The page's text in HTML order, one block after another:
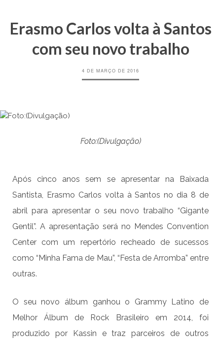
Erasmo Carlos volta à Santos
com seu novo trabalho
4 DE MARÇO DE 2016
Foto:(Divulgação)
Após cinco anos sem se apresentar na Baixada
Santista, Erasmo Carlos volta à Santos no dia 8 de
abril para apresentar o seu novo trabalho “Gigante
Gentil”. A apresentação será no Mendes Convention
Center com um repertório recheado de sucessos
como “Minha Fama de Mau”, “Festa de Arromba” entre
outras.
O seu novo álbum ganhou o Grammy Latino de
Melhor Álbum de Rock Brasileiro em 2014, foi
produzido por Kassin e traz parceiros de outros